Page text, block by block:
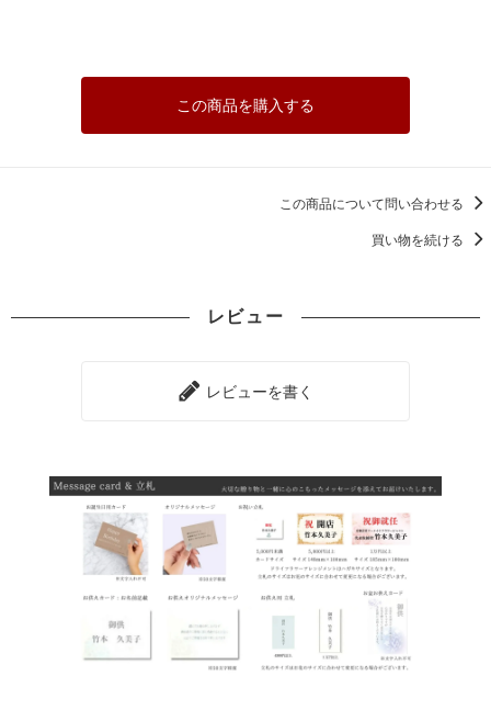
この商品を購入する
この商品について問い合わせる
買い物を続ける
レビュー
レビューを書く